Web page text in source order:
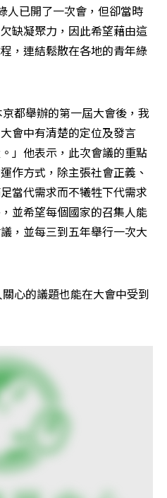
人已開了一次會，但卻當時
缺凝聚力，因此希望藉由這
，連結鬆散在各地的青年綠
都舉辦的第一屆大會後，我
會中有清楚的定位及發言
」他表示，此次會議的重點
作方式，除主張社會正義、
當代需求而不犧牲下代需求
並希望每個國家的召集人能
，並每三到五年舉行一次大
心的議題也能在大會中受到